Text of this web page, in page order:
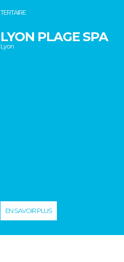
TERTAIRE
LYON PLAGE SPA
Lyon
EN SAVOIR PLUS